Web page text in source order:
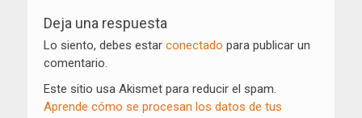
de
entradas
Deja una respuesta
Lo siento, debes estar conectado para publicar un
comentario.
Este sitio usa Akismet para reducir el spam.
Aprende cómo se procesan los datos de tus